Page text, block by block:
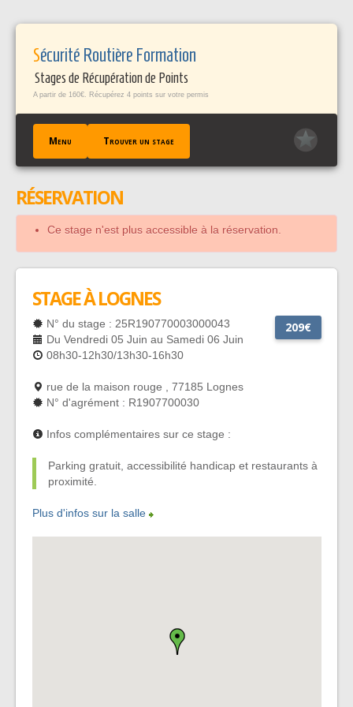
Sécurité Routière Formation
Stages de Récupération de Points
A partir de 160€. Récupérez 4 points sur votre permis
Menu Trouver un stage
ACCUEIL
TROUVER UN STAGE
EN SAVOIR +
RÉSERVATION
Ce stage n'est plus accessible à la réservation.
STAGE À LOGNES
209€
N° du stage : 25R190770003000043
Du Vendredi 05 Juin au Samedi 06 Juin
08h30-12h30/13h30-16h30
rue de la maison rouge , 77185 Lognes
N° d'agrément : R1907700030
Infos complémentaires sur ce stage :
Parking gratuit, accessibilité handicap et restaurants à
proximité.
Plus d'infos sur la salle